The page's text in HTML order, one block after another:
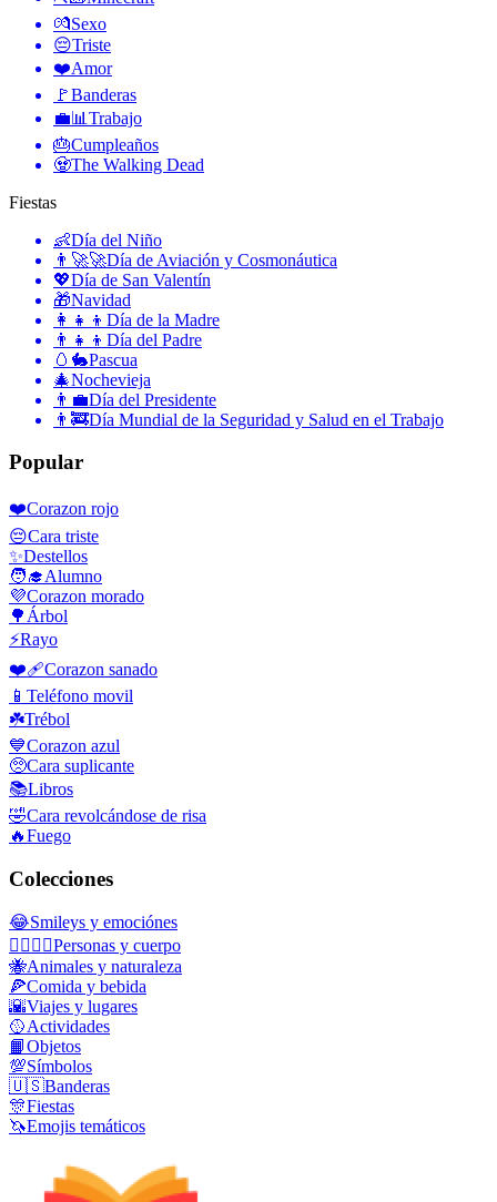
💏Sexo
😔Triste
❤️Amor
🚩Banderas
💼📊 Trabajo
🎂Cumpleaños
🧟The Walking Dead
Fiestas
👶Día del Niño
👨‍🚀🚀Día de Aviación y Cosmonáutica
💖Día de San Valentín
🎁Navidad
👩‍👧‍👦 Día de la Madre
👨‍👧‍👦 Día del Padre
🥚🐇Pascua
🎄Nochevieja
👨‍💼Día del Presidente
👨‍🚒Día Mundial de la Seguridad y Salud en el Trabajo
Popular
❤️Corazon rojo
😔Cara triste
✨Destellos
🧑‍🎓Alumno
💜Corazon morado
🌳 Árbol
⚡Rayo
❤️‍🩹Corazon sanado
📱 Teléfono movil
☘️Trébol
💙Corazon azul
🥺Cara suplicante
📚Libros
🤣Cara revolcándose de risa
🔥Fuego
Colecciones
😂Smileys y emociónes
👩‍❤️‍💋‍👨Personas y cuerpo
🐝Animales y naturaleza
🍕Comida y bebida
🌇Viajes y lugares
🥎Actividades
📙Objetos
💯Símbolos
🇺🇸Banderas
🎊Fiestas
🦄Emojis temáticos